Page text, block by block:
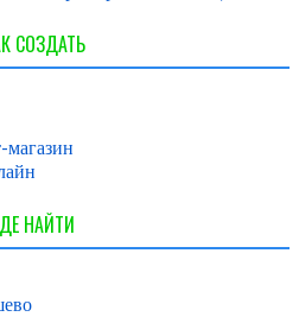
СОЗДАТЬ
магазин
НАЙТИ